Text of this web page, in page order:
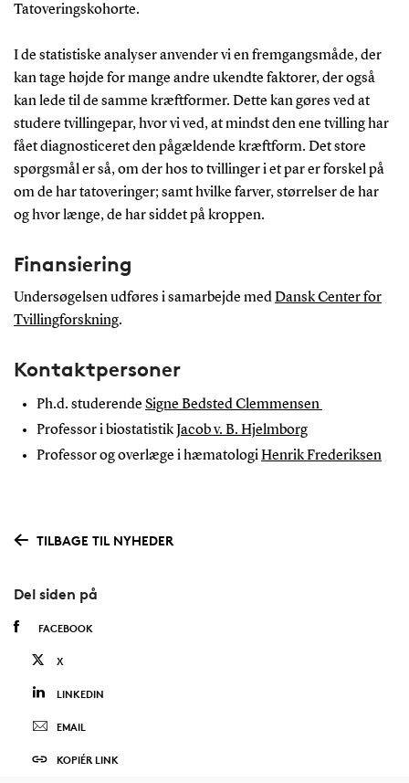
Tatoveringskohorte.
I de statistiske analyser anvender vi en fremgangsmåde, der
kan tage højde for mange andre ukendte faktorer, der også
kan lede til de samme kræftformer. Dette kan gøres ved at
studere tvillingepar, hvor vi ved, at mindst den ene tvilling har
fået diagnosticeret den pågældende kræftform. Det store
spørgsmål er så, om der hos to tvillinger i et par er forskel på
om de har tatoveringer; samt hvilke farver, størrelser de har
og hvor længe, de har siddet på kroppen.
Finansiering
Undersøgelsen udføres i samarbejde medDansk Center for
Tvillingforskning.
Kontaktpersoner
Ph.d. studerende Signe Bedsted Clemmensen
Professor i biostatistikJacob v. B. Hjelmborg
Professor og overlæge i hæmatologiHenrik Frederiksen
TILBAGE TIL NYHEDER
Del siden på
FACEBOOK
X
LINKEDIN
EMAIL
KOPIÉR LINK